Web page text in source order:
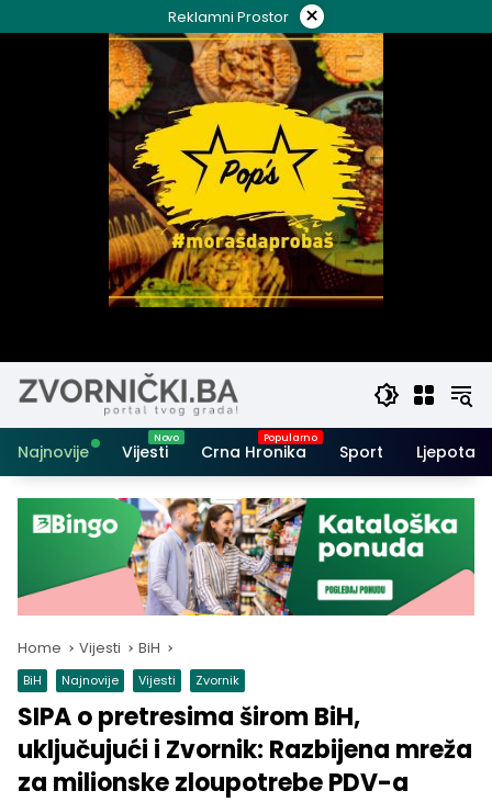
to
Reklamni Prostor ×
Najnovije Vijesti Crna Hronika Sport Ljepota i
Home Vijesti BiH
BiH Najnovije Vijesti Zvornik
SIPA o pretresima širom BiH,
uključujući i Zvornik: Razbijena mreža
za milionske zloupotrebe PDV-a